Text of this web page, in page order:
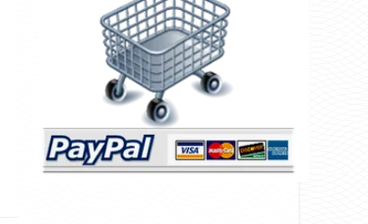
Amame esta Noche (VENDIDO)
Amanda La Paciente Peligrosa
Amarga Victoria
Amor a Medianoche
Amor en Conserva (VENDIDO)
Amor que Mata
Amor sin Refugio